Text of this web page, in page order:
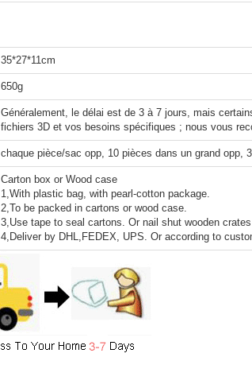
35*27*11cm
650g
Généralement, le délai est de 3 à 7 jours, mais
fichiers 3D et vos besoins spécifiques ; nous vous
chaque pièce/sac opp, 10 pièces dans un grand opp,
Carton box or Wood case
1,With plastic bag, with pearl-cotton package.
2,To be packed in cartons or wood case.
3,Use tape to seal cartons. Or nail shut wooden crates
4,Deliver by DHL,FEDEX, UPS. Or according to